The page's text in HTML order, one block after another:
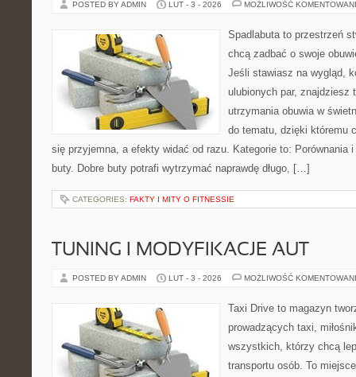
POSTED BY ADMIN LUT - 3 - 2026 MOŻLIWOŚĆ
Spadlabuta to przestrzeń
chcą zadbać o swoje
Jeśli stawiasz na wygląd,
ulubionych par, znajdziesz
utrzymania obuwia w
do tematu, dzięki któremu
się przyjemna, a efekty widać od razu. Kategorie to: Porównania
buty. Dobre buty potrafi wytrzymać naprawdę długo, […]
CATEGORIES: FAKTY I MITY O FITNESSIE
TUNING I MODYFIKACJE AUT
POSTED BY ADMIN LUT - 3 - 2026 MOŻLIWOŚĆ
Taxi Drive to magazyn
prowadzących taxi,
wszystkich, którzy chcą
transportu osób. To